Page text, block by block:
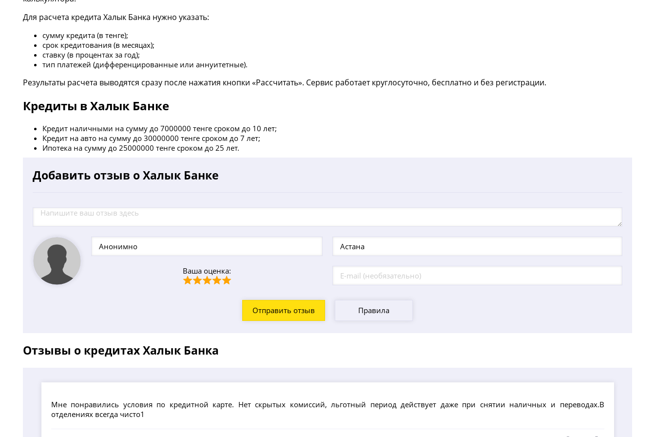
Для расчета кредита Халык Банка нужно указать:
сумму кредита (в тенге);
срок кредитования (в месяцах);
ставку (в процентах за год);
тип платежей (дифференцированные или аннуитетные).
Результаты расчета выводятся сразу после нажатия кнопки «Рассчитать». Сервис работает круглосуточно, бесплатно и без регистрации.
Кредиты в Халык Банке
Кредит наличными на сумму до 7000000 тенге сроком до 10 лет;
Кредит на авто на сумму до 30000000 тенге сроком до 7 лет;
Ипотека на сумму до 25000000 тенге сроком до 25 лет.
Добавить отзыв о Халык Банке
Ваша оценка:
Отправить отзыв Правила
Отзывы о кредитах Халык Банка
Мне понравились условия по кредитной карте. Нет скрытых комиссий, льготный период действует даже при снятии наличных и переводах.В
отделениях всегда чисто1